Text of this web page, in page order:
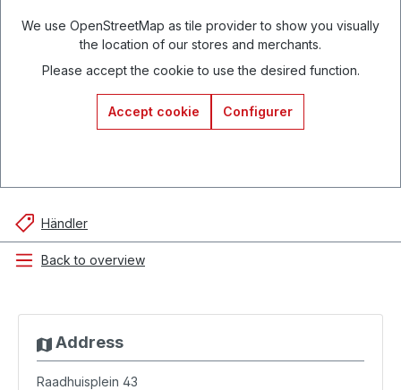
We use OpenStreetMap as tile provider to show you visually
the location of our stores and merchants.
Please accept the cookie to use the desired function.
Accept cookie Configurer
Händler
Back to overview
Address
Raadhuisplein 43